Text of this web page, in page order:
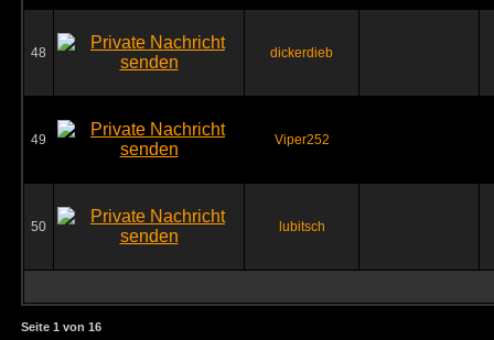
48 dickerdieb
49 Viper252
50 lubitsch
Seite 1 von 16